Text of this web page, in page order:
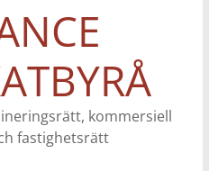
kommersiell
fastighetsrätt